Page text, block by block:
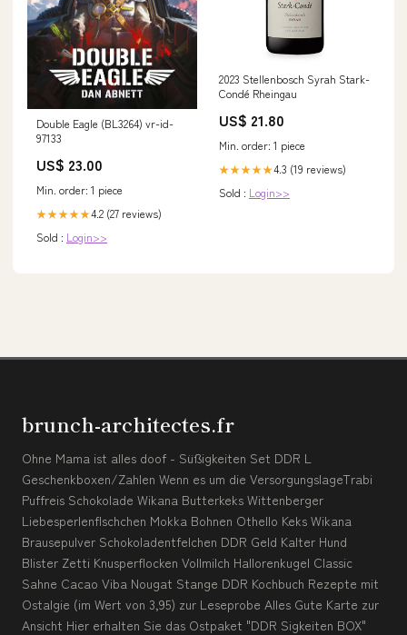
Double Eagle (BL3264) vr-id-
97133
US$ 23.00
Min. order: 1 piece
★★★★★4.2 (27 reviews)
Sold : Login>>
2023 Stellenbosch Syrah Stark-
Condé Rheingau
US$ 21.80
Min. order: 1 piece
★★★★★4.3 (19 reviews)
Sold : Login>>
brunch-architectes.fr
Ohne Mama ist alles doof - Süßigkeiten Set DDR L
Geschenkboxen/Zahlen Wenn es um die VersorgungslageTrabi
Puffreis Schokolade Wikana Butterkeks Wittenberger
Liebesperlenflschchen Mokka Bohnen Othello Keks Wikana
Brausepulver Schokoladentfelchen DDR Geld Kalter Hund
Blister Zetti Knusperflocken Vollmilch Hallorenkugel Classic
Sahne Cacao Viba Nougat Stange DDR Kochbuch Rezepte mit
Ostalgie (im Wert von 3,95) zur Leseprobe Alles Gute Karte zur
Ansicht Hier erhalten Sie das Ostpaket "DDR Sigkeiten BOX"